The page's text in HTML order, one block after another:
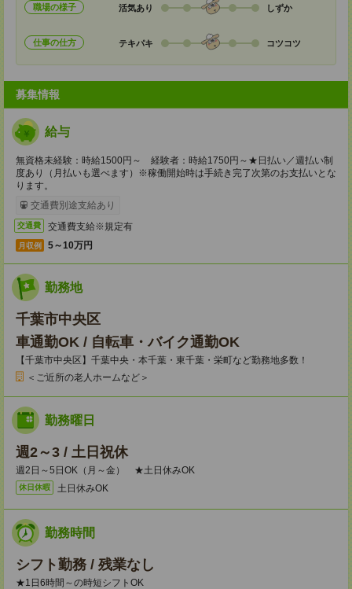
職場の様子 活気あり しずか
仕事の仕方 テキパキ コツコツ
募集情報
給与
無資格未経験：時給1500円～ 経験者：時給1750円～★日払い／週払い制
度あり（月払いも選べます）※稼働開始時は手続き完了次第のお支払いとな
ります。
交通費別途支給あり
交通費 交通費支給※規定有
月収例 5～10万円
勤務地
千葉市中央区
車通勤OK / 自転車・バイク通勤OK
【千葉市中央区】千葉中央・本千葉・東千葉・栄町など勤務地多数！
＜ご近所の老人ホームなど＞
勤務曜日
週2～3 / 土日祝休
週2日～5日OK（月～金） ★土日休みOK
休日休暇 土日休みOK
勤務時間
シフト勤務 / 残業なし
★1日6時間～の時短シフトOK